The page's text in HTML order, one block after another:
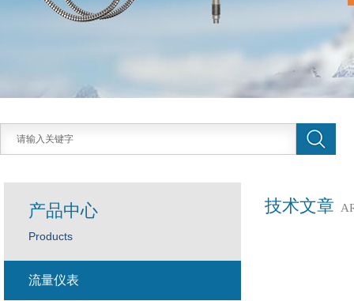
技术文章
产品中心
Products
流量仪表